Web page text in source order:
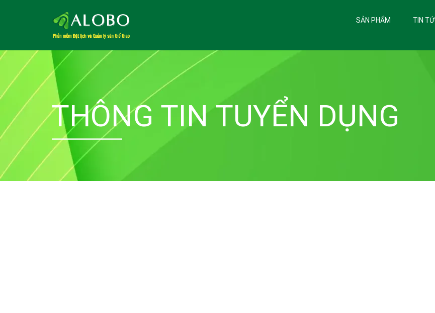
SẢN PHẨM TIN
THÔNG TIN TUYỂN DỤNG